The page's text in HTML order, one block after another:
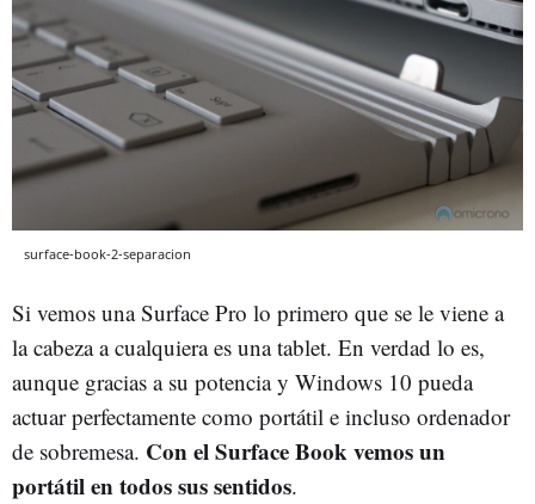
surface-book-2-separacion
Si vemos una Surface Pro lo primero que se le viene a
la cabeza a cualquiera es una tablet. En verdad lo es,
aunque gracias a su potencia y Windows 10 pueda
actuar perfectamente como portátil e incluso ordenador
de sobremesa. Con el Surface Book vemos un
portátil en todos sus sentidos.